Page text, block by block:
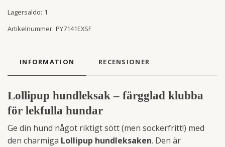
Lagersaldo: 1
Artikelnummer: PY7141EXSF
INFORMATION RECENSIONER
Lollipup hundleksak – färgglad klubba
för lekfulla hundar
Ge din hund något riktigt sött (men sockerfritt!) med
den charmiga Lollipup hundleksaken. Den är